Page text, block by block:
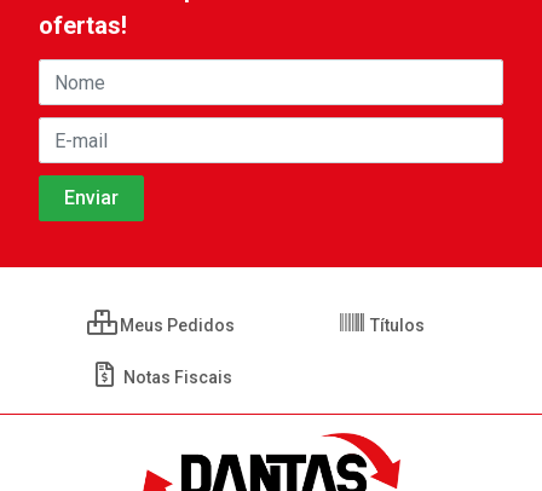
ofertas!
Meus Pedidos Títulos
Notas Fiscais